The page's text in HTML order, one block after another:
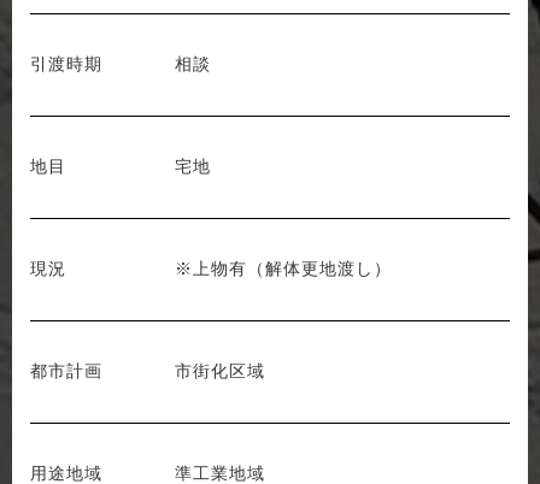
引渡時期 相談
地目 宅地
現況 ※上物有（解体更地渡し）
都市計画 市街化区域
用途地域 準工業地域